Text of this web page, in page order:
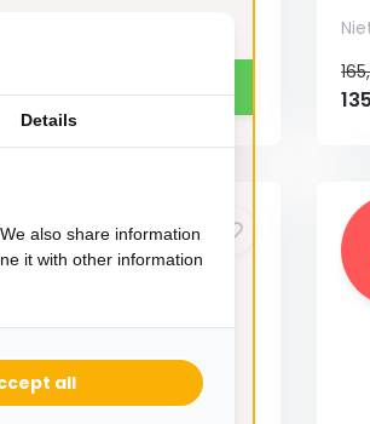
Details
also share information
it with other information
all